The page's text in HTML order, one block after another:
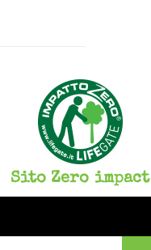
Sito Zero impact